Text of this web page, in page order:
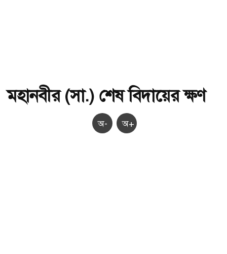
মহানবীর (সা.) শেষ বিদায়ের ক্ষণ
অ- অ+